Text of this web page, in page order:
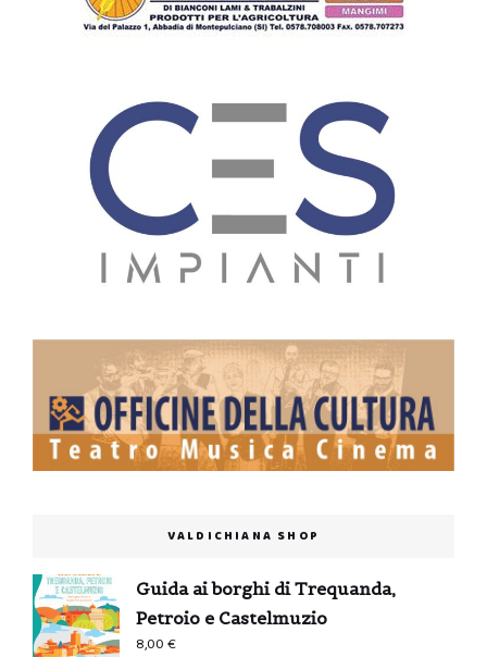
VALDICHIANA SHOP
Guida ai borghi di Trequanda,
Petroio e Castelmuzio
8,00€